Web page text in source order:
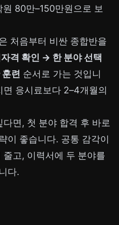
80만–150만원으로 보
처음부터 비싼 종합반을
격 확인 → 한 분야 선택
련 순서로 가는 것입니
응시료보다 2–4개월의
면, 첫 분야 합격 후 바로
이 좋습니다. 공통 감각이
고, 이력서에 두 분야를
다.